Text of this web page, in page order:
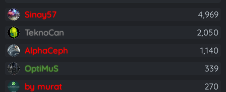
Sinay57
4,969
TeknoCan
2,050
AlphaCeph
1,140
OptiMuS
339
by murat
270